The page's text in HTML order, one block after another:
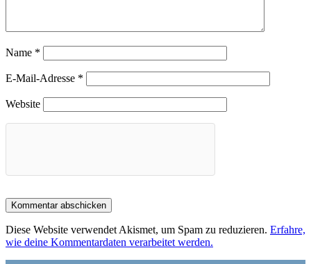
Name *
E-Mail-Adresse *
Website
Diese Website verwendet Akismet, um Spam zu reduzieren. Erfahre,
wie deine Kommentardaten verarbeitet werden.